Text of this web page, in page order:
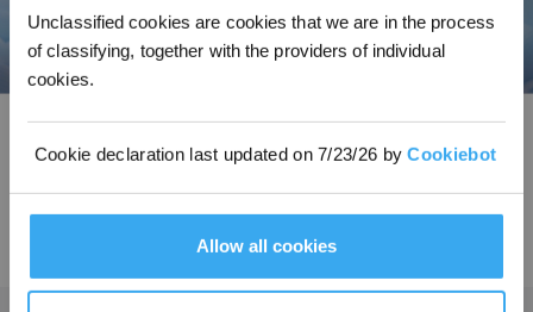
Unclassified cookies are cookies that we are in the process
of classifying, together with the providers of individual
cookies.
Cookie declaration last updated on 7/23/26 byCookiebot
Allow all cookies